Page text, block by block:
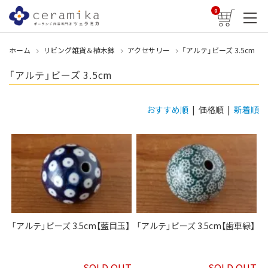
0
ホーム リビング雑貨＆植木鉢 アクセサリー 「アルテ」ビーズ 3.5cm
「アルテ」ビーズ 3.5cm
おすすめ順 | 価格順 | 新着順
「アルテ」ビーズ 3.5cm【藍目玉】 「アルテ」ビーズ 3.5cm【歯車緑】